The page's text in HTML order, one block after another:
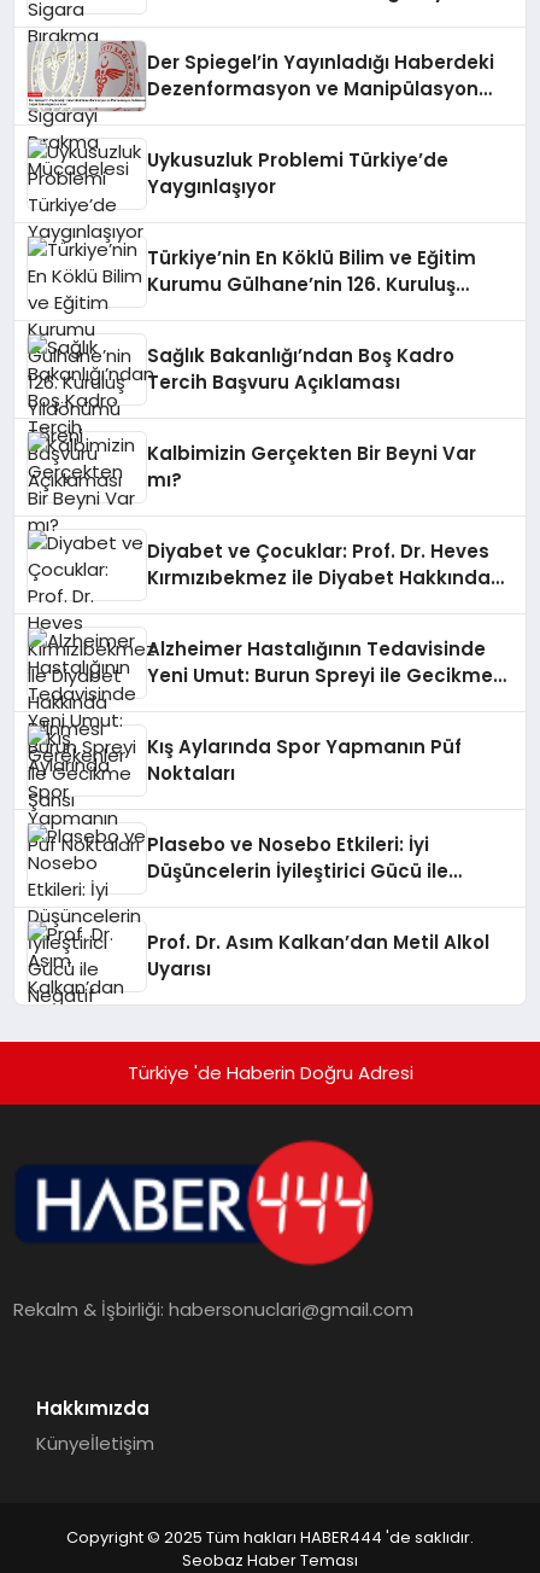
Der Spiegel’in Yayınladığı Haberdeki
Dezenformasyon ve Manipülasyon
Uykusuzluk Problemi Türkiye’de
Yaygınlaşıyor
Türkiye’nin En Köklü Bilim ve Eğitim
Kurumu Gülhane’nin 126. Kuruluş
Sağlık Bakanlığı’ndan Boş Kadro
Tercih Başvuru Açıklaması
Kalbimizin Gerçekten Bir Beyni Var
mı?
Diyabet ve Çocuklar: Prof. Dr. Heves
Kırmızıbekmez ile Diyabet Hakkında
Alzheimer Hastalığının Tedavisinde
Yeni Umut: Burun Spreyi ile Gecikme
Kış Aylarında Spor Yapmanın Püf
Noktaları
Plasebo ve Nosebo Etkileri: İyi
Düşüncelerin İyileştirici Gücü ile
Prof. Dr. Asım Kalkan’dan Metil Alkol
Uyarısı
Türkiye 'de Haberin Doğru Adresi
Rekalm & İşbirliği:habersonuclari@gmail.com
Hakkımızda
Künyeİletişim
Copyright © 2025 Tüm hakları HABER444 'de saklıdır.
Seobaz Haber Teması